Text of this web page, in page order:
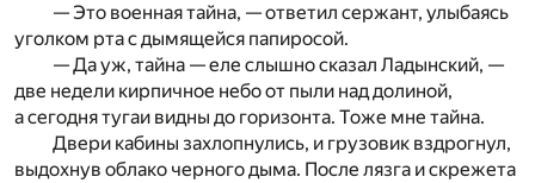
— Это военная тайна, — ответил сержант, улыбаясь
уголком рта с дымящейся папиросой.
— Да уж, тайна — еле слышно сказал Ладынский, —
две недели кирпичное небо от пыли над долиной,
а сегодня тугаи видны до горизонта. Тоже мне тайна.
Двери кабины захлопнулись, и грузовик вздрогнул,
выдохнув облако черного дыма. После лязга и скрежета